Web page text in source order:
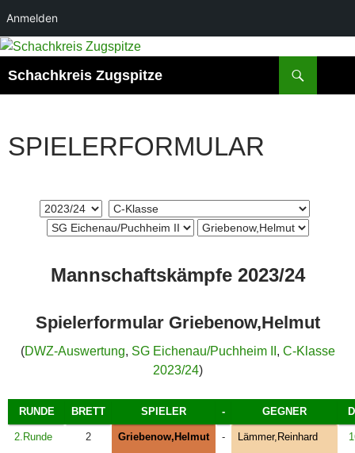
Anmelden
Zum
springen
Schachkreis Zugspitze
SPIELERFORMULAR
Mannschaftskämpfe 2023/24
Spielerformular Griebenow,Helmut
(DWZ-Auswertung, SG Eichenau/Puchheim II , C-Klasse
2023/24)
RUNDE BRETT SPIELER - GEGNER
2.Runde 2 Griebenow,Helmut - Lämmer,Reinhard